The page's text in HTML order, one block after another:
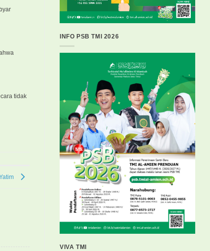
tidak
INFO PSB TMI 2026
VIVA TMI